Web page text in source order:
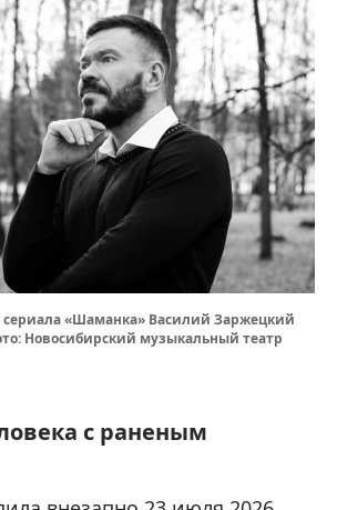
сериала «Шаманка» Василий Заржецкий
Новосибирский музыкальный театр
с раненым